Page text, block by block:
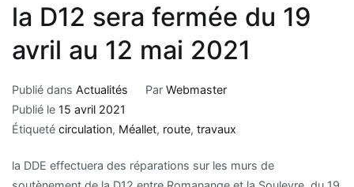
la D12 sera fermée du 19
avril au 12 mai 2021
Publié dans Actualités Par Webmaster
Publié le 15 avril 2021
Étiqueté circulation, Méallet, route, travaux
la DDE effectuera des réparations sur les murs de